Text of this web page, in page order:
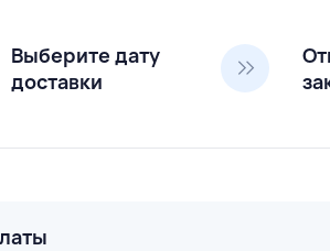
Выберите дату
доставки